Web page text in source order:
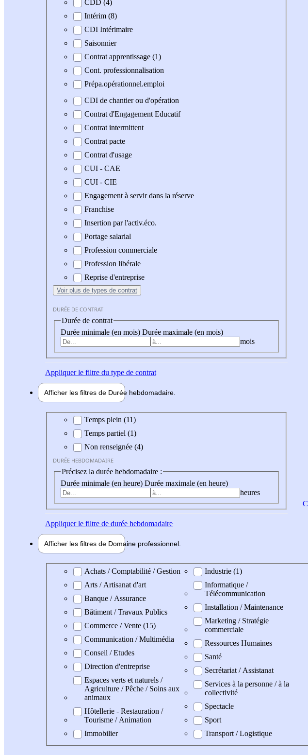
CDD (4)
Intérim (8)
CDI Intérimaire
Saisonnier
Contrat apprentissage (1)
Cont. professionnalisation
Prépa.opérationnel.emploi
CDI de chantier ou d'opération
Contrat d'Engagement Educatif
Contrat intermittent
Contrat pacte
Contrat d'usage
CUI - CAE
CUI - CIE
Engagement à servir dans la réserve
Franchise
Insertion par l'activ.éco.
Portage salarial
Profession commerciale
Profession libérale
Reprise d'entreprise
Voir plus de types de contrat
DURÉE DE CONTRAT
Durée de contrat
Durée minimale (en mois) Durée maximale (en mois)
mois
Appliquerle filtre du type de contrat
Afficher les filtres de Durée hebdomadaire
Durée hebdomadaire
Temps plein (11)
Temps partiel (1)
Non renseignée (4)
DURÉE HEBDOMADAIRE
Précisez la durée hebdomadaire :
Durée minimale (en heure) Durée maximale (en heure)
heures
Appliquerle filtre de durée hebdomadaire
Afficher les filtres de Domaine professionnel
Domaine professionel
Achats / Comptabilité / Gestion
Arts / Artisanat d'art
Banque / Assurance
Bâtiment / Travaux Publics
Commerce / Vente (15)
Communication / Multimédia
Conseil / Etudes
Direction d'entreprise
Espaces verts et naturels /
Agriculture / Pêche / Soins aux
animaux
Hôtellerie - Restauration /
Tourisme / Animation
Immobilier
Industrie (1)
Informatique /
Télécommunication
Installation / Maintenance
Marketing / Stratégie
commerciale
Ressources Humaines
Santé
Secrétariat / Assistanat
Services à la personne / à la
collectivité
Spectacle
Sport
Transport / Logistique